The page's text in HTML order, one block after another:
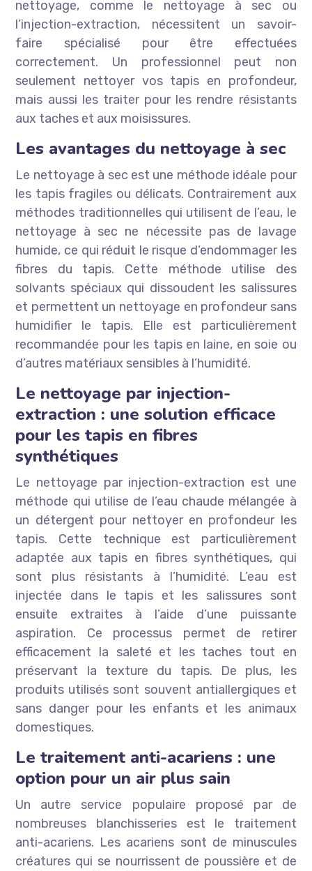
nettoyage, comme le nettoyage à sec ou
l’injection-extraction, nécessitent un savoir-
faire spécialisé pour être effectuées
correctement. Un professionnel peut non
seulement nettoyer vos tapis en profondeur,
mais aussi les traiter pour les rendre résistants
aux taches et aux moisissures.
Les avantages du nettoyage à sec
Le nettoyage à sec est une méthode idéale pour
les tapis fragiles ou délicats. Contrairement aux
méthodes traditionnelles qui utilisent de l’eau, le
nettoyage à sec ne nécessite pas de lavage
humide, ce qui réduit le risque d’endommager les
fibres du tapis. Cette méthode utilise des
solvants spéciaux qui dissoudent les salissures
et permettent un nettoyage en profondeur sans
humidifier le tapis. Elle est particulièrement
recommandée pour les tapis en laine, en soie ou
d’autres matériaux sensibles à l’humidité.
Le nettoyage par injection-
extraction : une solution efficace
pour les tapis en fibres
synthétiques
Le nettoyage par injection-extraction est une
méthode qui utilise de l’eau chaude mélangée à
un détergent pour nettoyer en profondeur les
tapis. Cette technique est particulièrement
adaptée aux tapis en fibres synthétiques, qui
sont plus résistants à l’humidité. L’eau est
injectée dans le tapis et les salissures sont
ensuite extraites à l’aide d’une puissante
aspiration. Ce processus permet de retirer
efficacement la saleté et les taches tout en
préservant la texture du tapis. De plus, les
produits utilisés sont souvent antiallergiques et
sans danger pour les enfants et les animaux
domestiques.
Le traitement anti-acariens : une
option pour un air plus sain
Un autre service populaire proposé par de
nombreuses blanchisseries est le traitement
anti-acariens. Les acariens sont de minuscules
créatures qui se nourrissent de poussière et de